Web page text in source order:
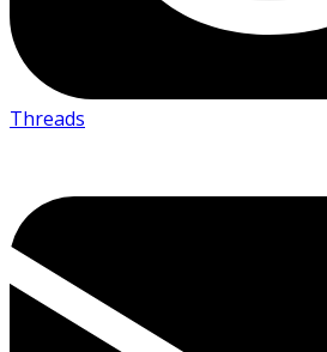
Threads